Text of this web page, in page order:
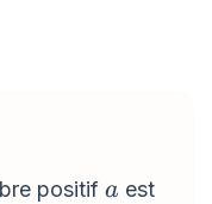
positif a
a est